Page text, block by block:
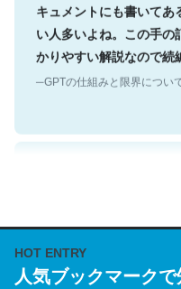
い人多いよね。この手
かりやすい解説なので続
https://
/064121
─GPTの仕組みと限界につい
HOT ENTRY
人気ブックマークで